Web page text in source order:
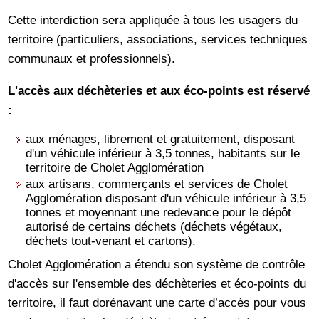
Cette interdiction sera appliquée à tous les usagers du
territoire (particuliers, associations, services techniques
communaux et professionnels).
L'accès aux déchèteries et aux éco-points est réservé
:
aux ménages, librement et gratuitement, disposant
d'un véhicule inférieur à 3,5 tonnes, habitants sur le
territoire de Cholet Agglomération
aux artisans, commerçants et services de Cholet
Agglomération disposant d'un véhicule inférieur à 3,5
tonnes et moyennant une redevance pour le dépôt
autorisé de certains déchets (déchets végétaux,
déchets tout-venant et cartons).
Cholet Agglomération a étendu son système de contrôle
d'accès sur l'ensemble des déchèteries et éco-points du
territoire, il faut dorénavant une carte d’accès pour vous